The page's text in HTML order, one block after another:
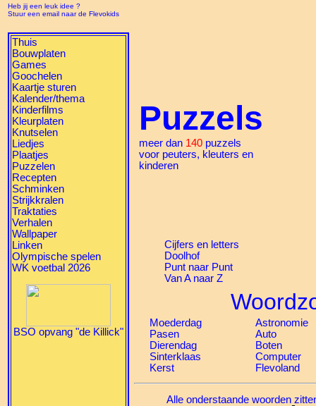
Heb jij een leuk idee ?
Stuur een email naar de Flevokids
Thuis
Bouwplaten
Games
Goochelen
Kaartje sturen
Kalender/thema
Kinderfilms
Kleurplaten
Knutselen
Liedjes
Plaatjes
Puzzelen
Recepten
Schminken
Strijkkralen
Traktaties
Verhalen
Wallpaper
Linken
Olympische spelen
WK voetbal 2026
BSO opvang "de Killick"
Puzzels
meer dan 140 puzzels
voor peuters, kleuters en
kinderen
Cijfers en letters
Doolhof
Punt naar Punt
Van A naar Z
Moederdag
Pasen
Dierendag
Sinterklaas
Kerst
Astronomie
Auto
Boten
Computer
Flevoland
Alle onderstaande woorden